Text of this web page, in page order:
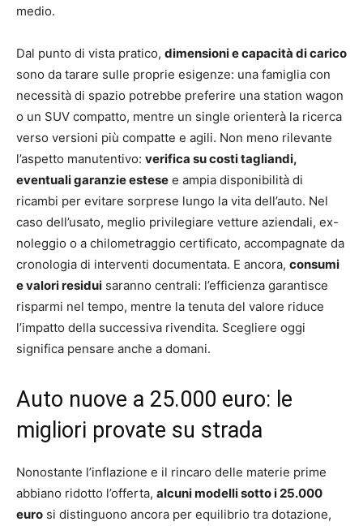
medio.
Dal punto di vista pratico, dimensioni e capacità di carico
sono da tarare sulle proprie esigenze: una famiglia con
necessità di spazio potrebbe preferire una station wagon
o un SUV compatto, mentre un single orienterà la ricerca
verso versioni più compatte e agili. Non meno rilevante
l’aspetto manutentivo: verifica su costi tagliandi,
eventuali garanzie estese e ampia disponibilità di
ricambi per evitare sorprese lungo la vita dell’auto. Nel
caso dell’usato, meglio privilegiare vetture aziendali, ex-
noleggio o a chilometraggio certificato, accompagnate da
cronologia di interventi documentata. E ancora, consumi
e valori residui saranno centrali: l’efficienza garantisce
risparmi nel tempo, mentre la tenuta del valore riduce
l’impatto della successiva rivendita. Scegliere oggi
significa pensare anche a domani.
Auto nuove a 25.000 euro: le
migliori provate su strada
Nonostante l’inflazione e il rincaro delle materie prime
abbiano ridotto l’offerta, alcuni modelli sotto i 25.000
euro si distinguono ancora per equilibrio tra dotazione,